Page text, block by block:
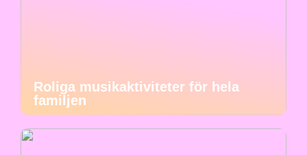
Roliga musikaktiviteter för hela
familjen